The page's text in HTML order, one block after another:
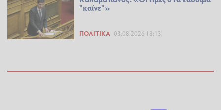
"καίνε"»
ΠΟΛΙΤΙΚΆ 03.08.2026 18:13